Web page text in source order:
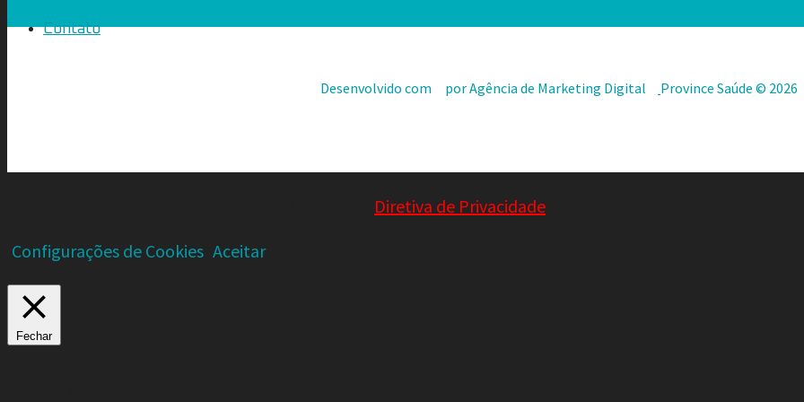
Contato
Desenvolvido com por Agência de Marketing Digital Province Saúde © 2026
Diretiva de Privacidade
Configurações de Cookies Aceitar
Fechar